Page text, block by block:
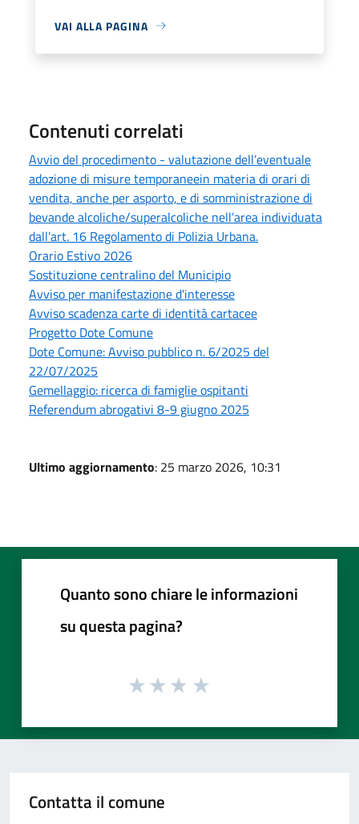
VAI ALLA PAGINA
Contenuti correlati
Avvio del procedimento - valutazione dell’eventuale
adozione di misure temporaneein materia di orari di
vendita, anche per asporto, e di somministrazione di
bevande alcoliche/superalcoliche nell’area individuata
dall’art. 16 Regolamento di Polizia Urbana.
Orario Estivo 2026
Sostituzione centralino del Municipio
Avviso per manifestazione d'interesse
Avviso scadenza carte di identità cartacee
Progetto Dote Comune
Dote Comune: Avviso pubblico n. 6/2025 del
22/07/2025
Gemellaggio: ricerca di famiglie ospitanti
Referendum abrogativi 8-9 giugno 2025
Ultimo aggiornamento: 25 marzo 2026, 10:31
Quanto sono chiare le informazioni
su questa pagina?
Contatta il comune